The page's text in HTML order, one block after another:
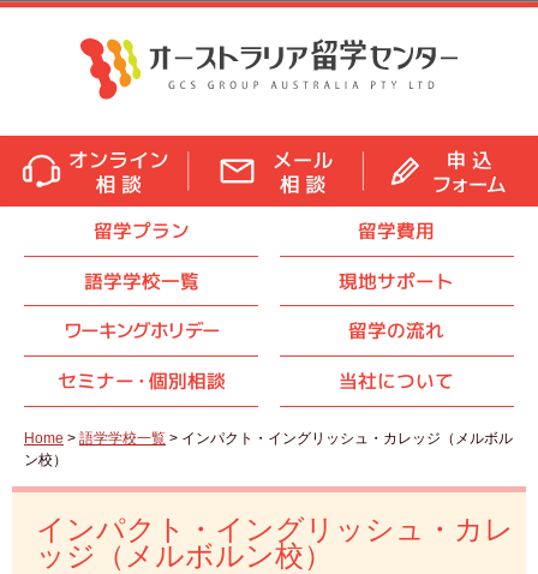
留学プラン
留学費用
語学学校一覧
現地サポート
ワーキングホリデー
留学の流れ
セミナー・ 個別相談 当社について
Home > 語学学校一覧 > インパクト・イングリッシュ・カレッジ（メルボル
ン校）
インパクト・イングリッシュ・カレ
ッジ（メルボルン校）